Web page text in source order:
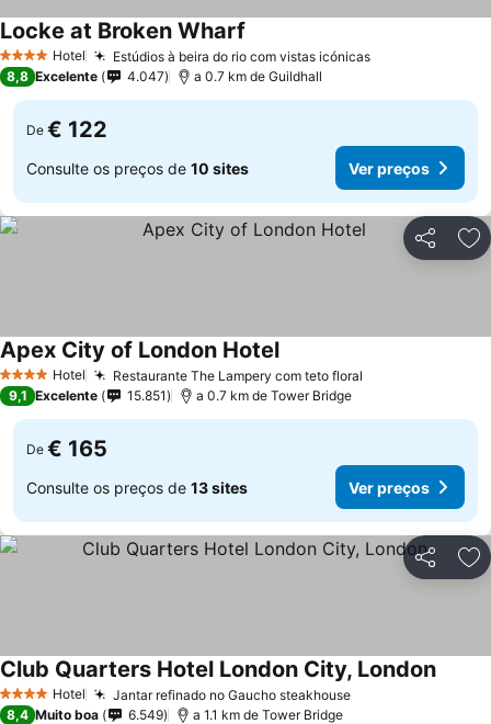
4 EstrelasHotel Estúdios à beira do rio com vistas icónicasVer preços
Locke at Broken Wharf
8,8 Excelente 4.047 a 0.7 km de Guildhall
De € 122
Consulte os preços de 10 sites Ver preços
Partilhar
4 EstrelasHotel Restaurante The Lampery com teto floral
Apex City of London HotelVer preços
9,1 Excelente 15.851 a 0.7 km de Tower Bridge
De € 165
Consulte os preços de 13 sites Ver preços
Partilhar
4 EstrelasHotel Jantar refinado no Gaucho steakhouseVer preços
Club Quarters Hotel London City, LondonVer
8,4 Muito boa 6.549 a 1.1 km de Tower Bridge